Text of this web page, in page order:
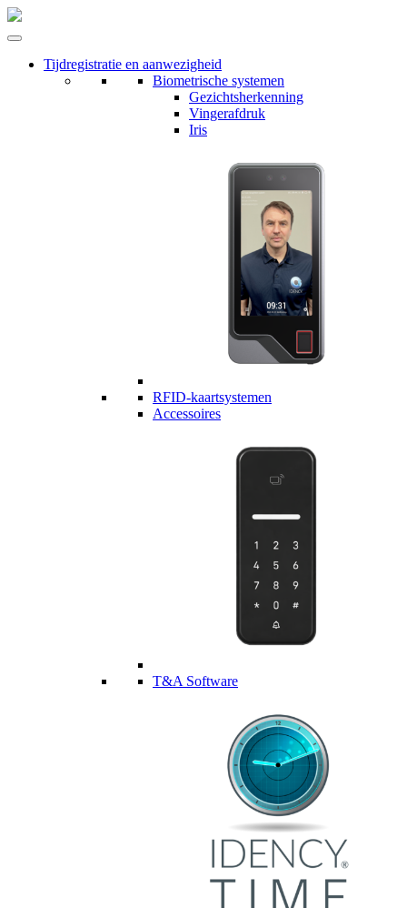
Tijdregistratie en aanwezigheid
Biometrische systemen
Gezichtsherkenning
Vingerafdruk
Iris
RFID-kaartsystemen
Accessoires
T&A Software